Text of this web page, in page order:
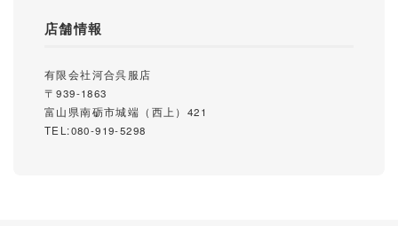
店舗情報
有限会社河合呉服店
〒939-1863
富山県南砺市城端（西上）421
TEL:080-919-5298